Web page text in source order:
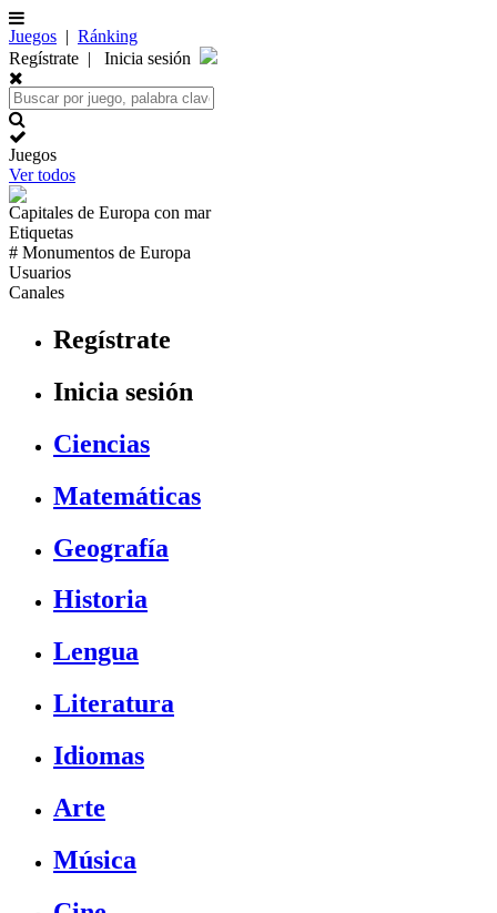
Juegos | Ránking
Regístrate | Inicia sesión
Juegos
Ver todos
Capitales de Europa con mar
Etiquetas
# Monumentos de Europa
Usuarios
Canales
Regístrate
Inicia sesión
Ciencias
Matemáticas
Geografía
Historia
Lengua
Literatura
Idiomas
Arte
Música